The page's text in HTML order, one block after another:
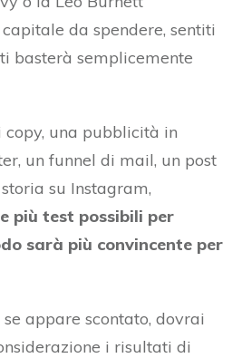
da spendere, sentiti
basterà semplicemente
copy, una pubblicità in
un funnel di mail, un post
su Instagram,
più test possibili per
sarà più convincente per
appare scontato, dovrai
i risultati di